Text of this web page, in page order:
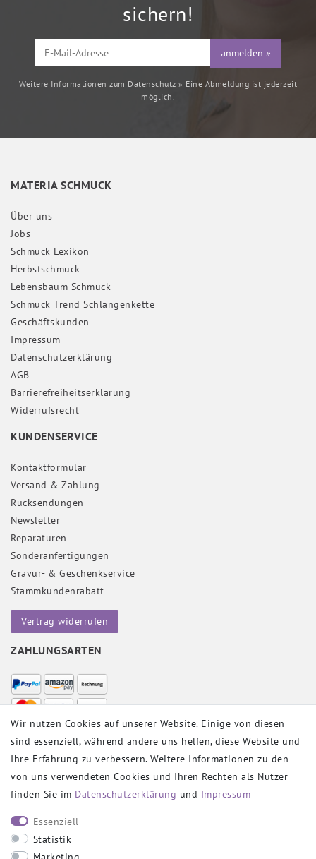
sichern!
anmelden »
Weitere Informationen zum Datenschutz » Eine Abmeldung ist jederzeit
möglich.
MATERIA SCHMUCK
Über uns
Jobs
Schmuck Lexikon
Herbstschmuck
Lebensbaum Schmuck
Schmuck Trend Schlangenkette
Geschäftskunden
Impressum
Daten­schutz­erklärung
AGB
Barrierefreiheitserklärung
Widerrufs­recht
KUNDENSERVICE
Kontaktformular
Versand & Zahlung
Rücksendungen
Newsletter
Reparaturen
Sonderanfertigungen
Gravur- & Geschenkservice
Stammkundenrabatt
Vertrag widerrufen
ZAHLUNGSARTEN
VERSANDPARTNER
SOCIAL
Wir nutzen Cookies auf unserer Website. Einige von diesen
sind essenziell, während andere uns helfen, diese Website und
Ihre Erfahrung zu verbessern. Weitere Informationen zu den
von uns verwendeten Cookies und Ihren Rechten als Nutzer
finden Sie im Daten­schutz­erklärung und Impressum
Essenziell
Statistik